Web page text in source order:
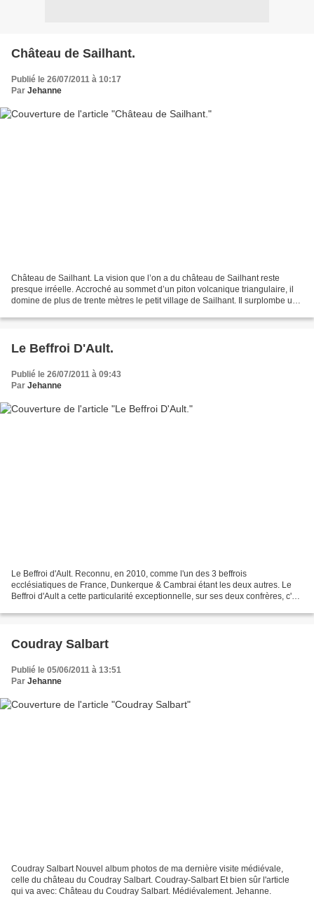
Château de Sailhant.
Publié le 26/07/2011 à 10:17
Par Jehanne
Château de Sailhant. La vision que l’on a du château de Sailhant reste
presque irréelle. Accroché au sommet d’un piton volcanique triangulaire, il
domine de plus de trente mètres le petit village de Sailhant. Il surplombe une
Le Beffroi D'Ault.
Publié le 26/07/2011 à 09:43
Par Jehanne
Le Beffroi d'Ault. Reconnu, en 2010, comme l'un des 3 beffrois
ecclésiatiques de France, Dunkerque & Cambrai étant les deux autres. Le
Beffroi d'Ault a cette particularité exceptionnelle, sur ses deux confrères, c'est
Coudray Salbart
Publié le 05/06/2011 à 13:51
Par Jehanne
Coudray Salbart Nouvel album photos de ma dernière visite médiévale,
celle du château du Coudray Salbart. Coudray-Salbart Et bien sûr l'article
qui va avec: Château du Coudray Salbart. Médiévalement. Jehanne.